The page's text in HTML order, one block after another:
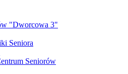
"Dworcowa 3"
Seniora
Seniorów